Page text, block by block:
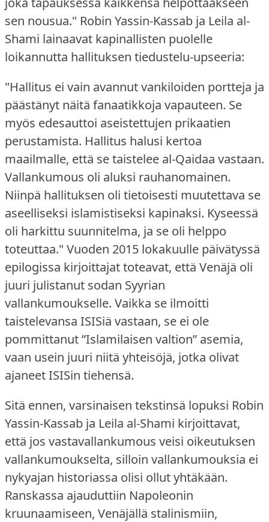
sen nousua." Robin Yassin-Kassab ja Leila al-
Shami lainaavat kapinallisten puolelle
loikannutta hallituksen tiedustelu-upseeria:
"Hallitus ei vain avannut vankiloiden portteja ja
päästänyt näitä fanaatikkoja vapauteen. Se
myös edesauttoi aseistettujen prikaatien
perustamista. Hallitus halusi kertoa
maailmalle, että se taistelee al-Qaidaa vastaan.
Vallankumous oli aluksi rauhanomainen.
Niinpä hallituksen oli tietoisesti muutettava se
aseelliseksi islamistiseksi kapinaksi. Kyseessä
oli harkittu suunnitelma, ja se oli helppo
toteuttaa." Vuoden 2015 lokakuulle päivätyssä
epilogissa kirjoittajat toteavat, että Venäjä oli
juuri julistanut sodan Syyrian
vallankumoukselle. Vaikka se ilmoitti
taistelevansa ISISiä vastaan, se ei ole
pommittanut ”Islamilaisen valtion” asemia,
vaan usein juuri niitä yhteisöjä, jotka olivat
ajaneet ISISin tiehensä.
Sitä ennen, varsinaisen tekstinsä lopuksi Robin
Yassin-Kassab ja Leila al-Shami kirjoittavat,
että jos vastavallankumous veisi oikeutuksen
vallankumoukselta, silloin vallankumouksia ei
nykyajan historiassa olisi ollut yhtäkään.
Ranskassa ajauduttiin Napoleonin
kruunaamiseen, Venäjällä stalinismiin,